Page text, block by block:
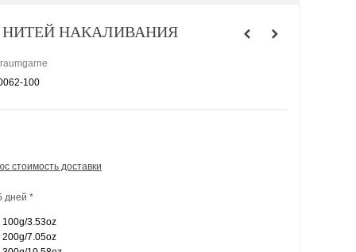
НИТЕЙ НАКАЛИВАНИЯ
100
стоимость доставки
дней *
100g/3.53oz
200g/7.05oz